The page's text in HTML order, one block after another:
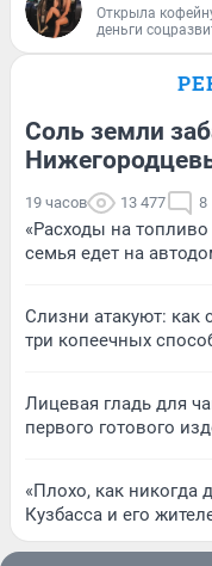
Открыла
деньги
Соль земли
19 часов 13 477 8
«Расходы на
семья едет на
Слизни атакуют: как
три копеечных
Лицевая гладь для
первого готового
«Плохо, как никогда
Кузбасса и его